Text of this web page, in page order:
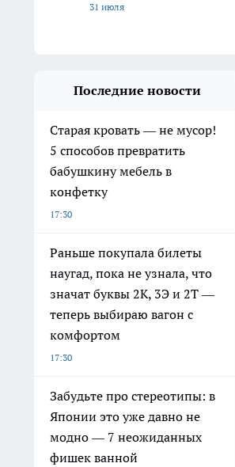
31 июля
Последние новости
Старая кровать — не мусор!
5 способов превратить
бабушкину мебель в
конфетку
17:30
Раньше покупала билеты
наугад, пока не узнала, что
значат буквы 2К, 3Э и 2Т —
теперь выбираю вагон с
комфортом
17:30
Забудьте про стереотипы: в
Японии это уже давно не
модно — 7 неожиданных
фишек ванной